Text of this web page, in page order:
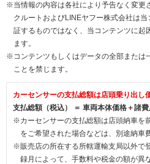
※当情報の内容は各社により予告なく変更
クルートおよびLINEヤフー株式会社は
証するものではなく、当コンテンツに起
ます。
※コンテンツもしくはデータの全部または
ことを禁じます。
カーセンサーの支払総額は店頭乗り出し
支払総額（税込） ＝ 車両本体価格＋諸費
※カーセンサーの支払総額は店頭納車を
をご希望された場合などは、別途納車
※販売店の所在する所轄運輸支局以外で
録月によって、手数料や税金の額が異